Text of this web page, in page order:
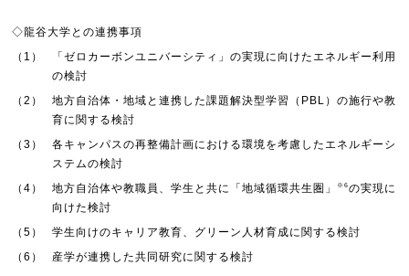
お問い合わせ
◇龍谷大学との連携事項
（1）
「ゼロカーボンユニバーシティ」の実現に向けたエネルギー利用
の検討
（2）
地方自治体・地域と連携した課題解決型学習（PBL）の施行や教
育に関する検討
（3）
各キャンパスの再整備計画における環境を考慮したエネルギーシ
ステムの検討
（4）
地方自治体や教職員、学生と共に「地域循環共生圏」 ※6の実現に
向けた検討
（5）
学生向けのキャリア教育、グリーン人材育成に関する検討
（6）
産学が連携した共同研究に関する検討